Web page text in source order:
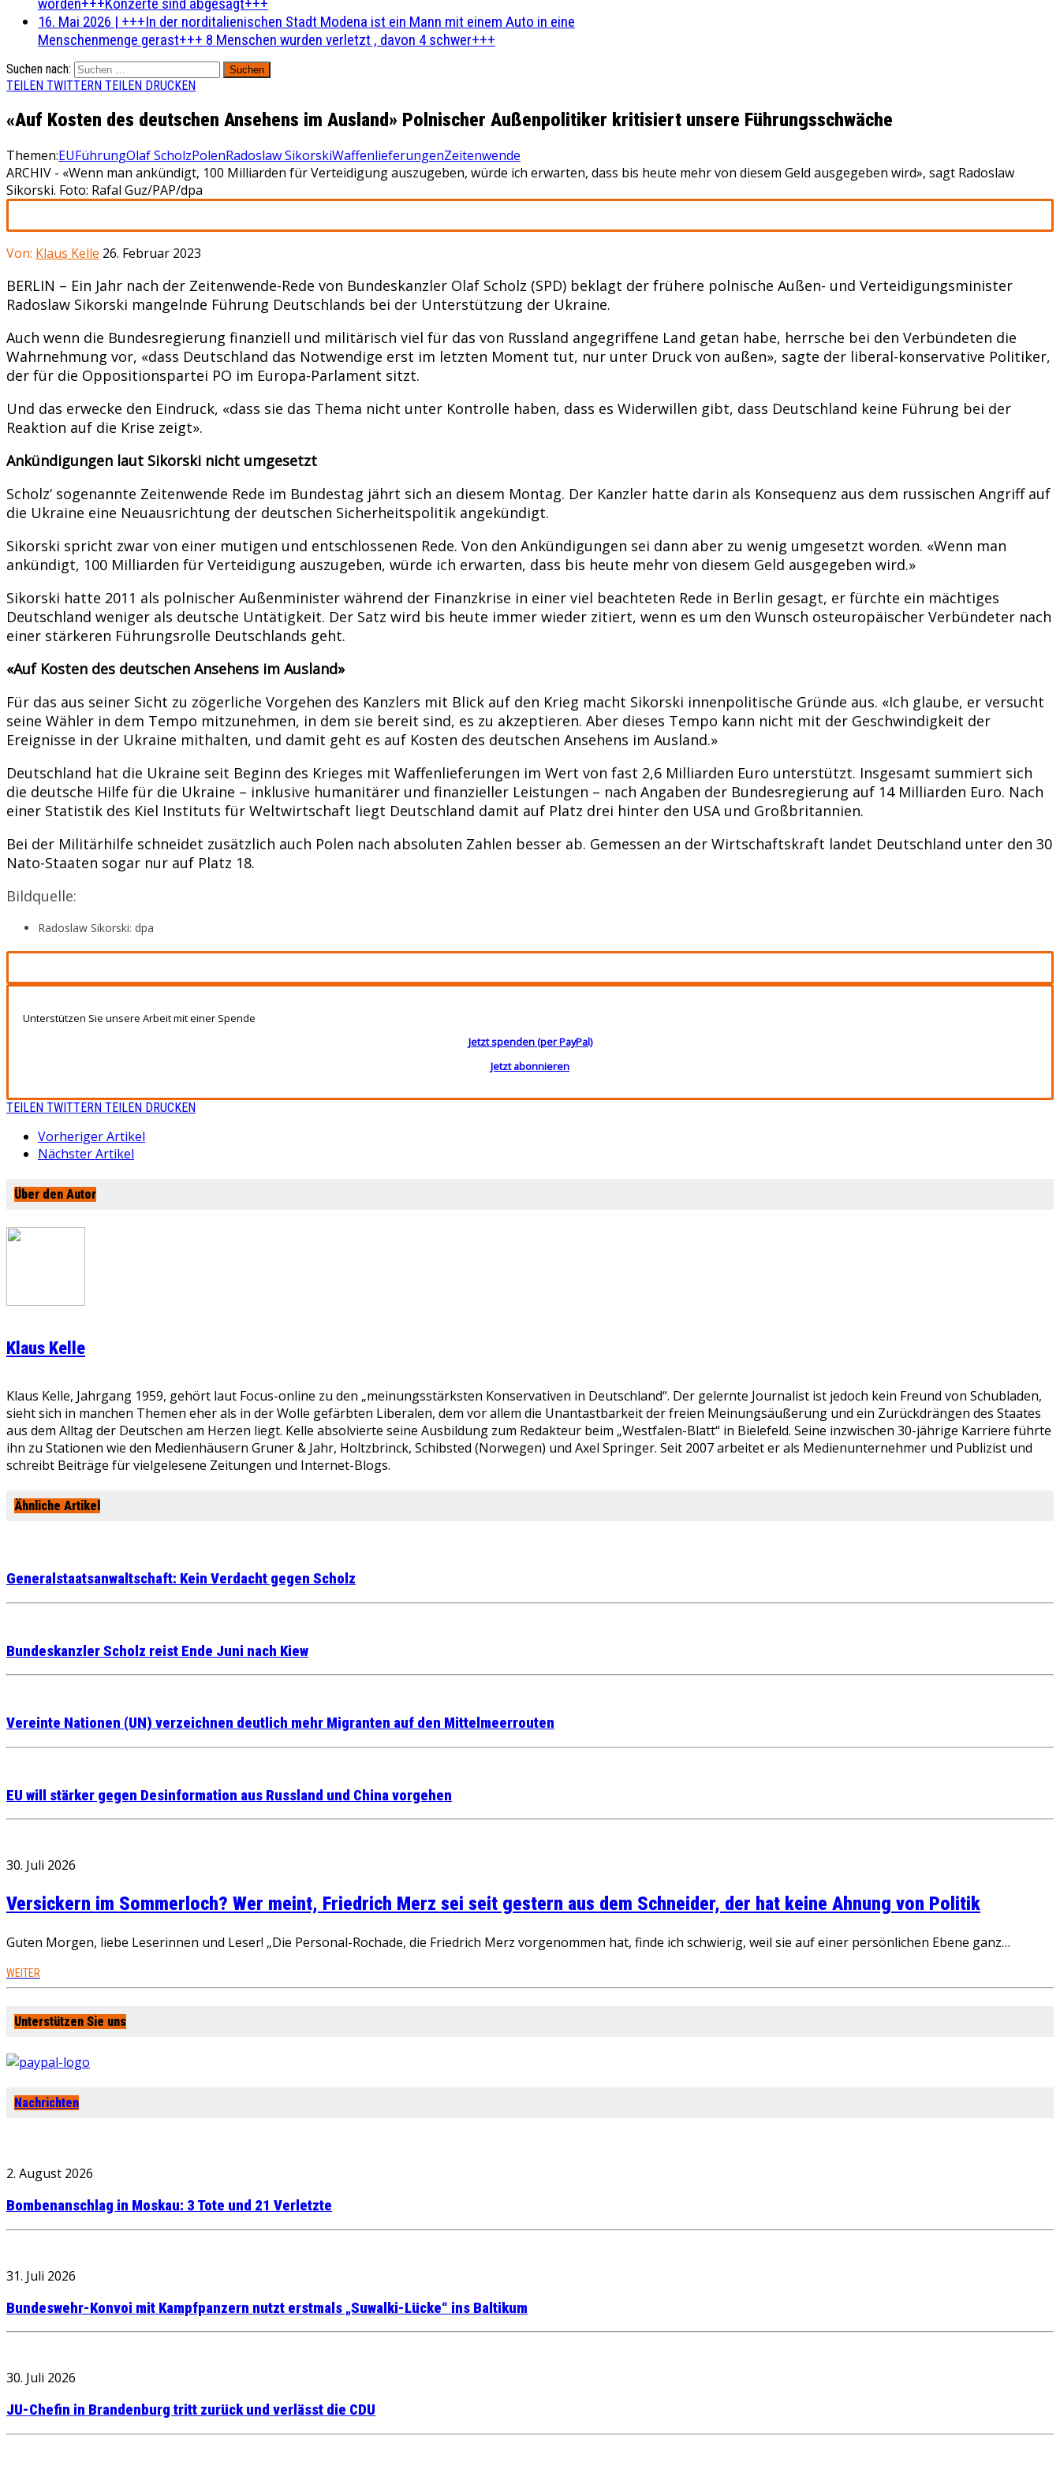
16. Mai 2026 | +++In der norditalienischen Stadt Modena ist ein Mann mit einem Auto in eine
Menschenmenge gerast+++ 8 Menschen wurden verletzt , davon 4 schwer+++
Suchen nach:
TEILEN TWITTERN TEILEN DRUCKEN
«Auf Kosten des deutschen Ansehens im Ausland» Polnischer Außenpolitiker kritisiert unsere Führungsschwäche
Themen:EUFührungOlaf ScholzPolenRadoslaw SikorskiWaffenlieferungenZeitenwende
ARCHIV - «Wenn man ankündigt, 100 Milliarden für Verteidigung auszugeben, würde ich erwarten, dass bis heute mehr von diesem Geld ausgegeben wird», sagt Radoslaw
Sikorski. Foto: Rafal Guz/PAP/dpa
Von: Klaus Kelle 26. Februar 2023
BERLIN – Ein Jahr nach der Zeitenwende-Rede von Bundeskanzler Olaf Scholz (SPD) beklagt der frühere polnische Außen- und Verteidigungsminister
Radoslaw Sikorski mangelnde Führung Deutschlands bei der Unterstützung der Ukraine.
Auch wenn die Bundesregierung finanziell und militärisch viel für das von Russland angegriffene Land getan habe, herrsche bei den Verbündeten die
Wahrnehmung vor, «dass Deutschland das Notwendige erst im letzten Moment tut, nur unter Druck von außen», sagte der liberal-konservative Politiker,
der für die Oppositionspartei PO im Europa-Parlament sitzt.
Und das erwecke den Eindruck, «dass sie das Thema nicht unter Kontrolle haben, dass es Widerwillen gibt, dass Deutschland keine Führung bei der
Reaktion auf die Krise zeigt».
Ankündigungen laut Sikorski nicht umgesetzt
Scholz‘ sogenannte Zeitenwende Rede im Bundestag jährt sich an diesem Montag. Der Kanzler hatte darin als Konsequenz aus dem russischen Angriff auf
die Ukraine eine Neuausrichtung der deutschen Sicherheitspolitik angekündigt.
Sikorski spricht zwar von einer mutigen und entschlossenen Rede. Von den Ankündigungen sei dann aber zu wenig umgesetzt worden. «Wenn man
ankündigt, 100 Milliarden für Verteidigung auszugeben, würde ich erwarten, dass bis heute mehr von diesem Geld ausgegeben wird.»
Sikorski hatte 2011 als polnischer Außenminister während der Finanzkrise in einer viel beachteten Rede in Berlin gesagt, er fürchte ein mächtiges
Deutschland weniger als deutsche Untätigkeit. Der Satz wird bis heute immer wieder zitiert, wenn es um den Wunsch osteuropäischer Verbündeter nach
einer stärkeren Führungsrolle Deutschlands geht.
«Auf Kosten des deutschen Ansehens im Ausland»
Für das aus seiner Sicht zu zögerliche Vorgehen des Kanzlers mit Blick auf den Krieg macht Sikorski innenpolitische Gründe aus. «Ich glaube, er versucht
seine Wähler in dem Tempo mitzunehmen, in dem sie bereit sind, es zu akzeptieren. Aber dieses Tempo kann nicht mit der Geschwindigkeit der
Ereignisse in der Ukraine mithalten, und damit geht es auf Kosten des deutschen Ansehens im Ausland.»
Deutschland hat die Ukraine seit Beginn des Krieges mit Waffenlieferungen im Wert von fast 2,6 Milliarden Euro unterstützt. Insgesamt summiert sich
die deutsche Hilfe für die Ukraine – inklusive humanitärer und finanzieller Leistungen – nach Angaben der Bundesregierung auf 14 Milliarden Euro. Nach
einer Statistik des Kiel Instituts für Weltwirtschaft liegt Deutschland damit auf Platz drei hinter den USA und Großbritannien.
Bei der Militärhilfe schneidet zusätzlich auch Polen nach absoluten Zahlen besser ab. Gemessen an der Wirtschaftskraft landet Deutschland unter den 30
Nato-Staaten sogar nur auf Platz 18.
Bildquelle:
Radoslaw Sikorski: dpa
Unterstützen Sie unsere Arbeit mit einer Spende
Jetzt spenden (per PayPal)
Jetzt abonnieren
TEILEN TWITTERN TEILEN DRUCKEN
Vorheriger Artikel
Nächster Artikel
Über den Autor
Klaus Kelle
Klaus Kelle, Jahrgang 1959, gehört laut Focus-online zu den „meinungsstärksten Konservativen in Deutschland“. Der gelernte Journalist ist jedoch kein Freund von Schubladen,
sieht sich in manchen Themen eher als in der Wolle gefärbten Liberalen, dem vor allem die Unantastbarkeit der freien Meinungsäußerung und ein Zurückdrängen des Staates
aus dem Alltag der Deutschen am Herzen liegt. Kelle absolvierte seine Ausbildung zum Redakteur beim „Westfalen-Blatt“ in Bielefeld. Seine inzwischen 30-jährige Karriere führte
ihn zu Stationen wie den Medienhäusern Gruner & Jahr, Holtzbrinck, Schibsted (Norwegen) und Axel Springer. Seit 2007 arbeitet er als Medienunternehmer und Publizist und
schreibt Beiträge für vielgelesene Zeitungen und Internet-Blogs.
Ähnliche Artikel
Generalstaatsanwaltschaft: Kein Verdacht gegen Scholz
Bundeskanzler Scholz reist Ende Juni nach Kiew
Vereinte Nationen (UN) verzeichnen deutlich mehr Migranten auf den Mittelmeerrouten
EU will stärker gegen Desinformation aus Russland und China vorgehen
30. Juli 2026
Versickern im Sommerloch? Wer meint, Friedrich Merz sei seit gestern aus dem Schneider, der hat keine Ahnung von Politik
Guten Morgen, liebe Leserinnen und Leser! „Die Personal-Rochade, die Friedrich Merz vorgenommen hat, finde ich schwierig, weil sie auf einer persönlichen Ebene ganz…
WEITER
Unterstützen Sie uns
Nachrichten
2. August 2026
Bombenanschlag in Moskau: 3 Tote und 21 Verletzte
31. Juli 2026
Bundeswehr-Konvoi mit Kampfpanzern nutzt erstmals „Suwalki-Lücke“ ins Baltikum
30. Juli 2026
JU-Chefin in Brandenburg tritt zurück und verlässt die CDU